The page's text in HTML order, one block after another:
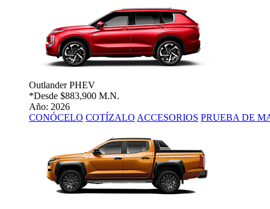
Outlander PHEV
*Desde $883,900 M.N.
Año: 2026
CONÓCELO COTÍZALO ACCESORIOS PRUEBA DE